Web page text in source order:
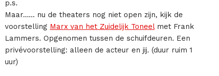
p.s.
Maar…… nu de theaters nog niet open zijn, kijk de
voorstelling Marx van het Zuidelijk Toneelmet Frank
Lammers. Opgenomen tussen de schuifdeuren. Een
privévoorstelling: alleen de acteur en jij. (duur ruim 1
uur)